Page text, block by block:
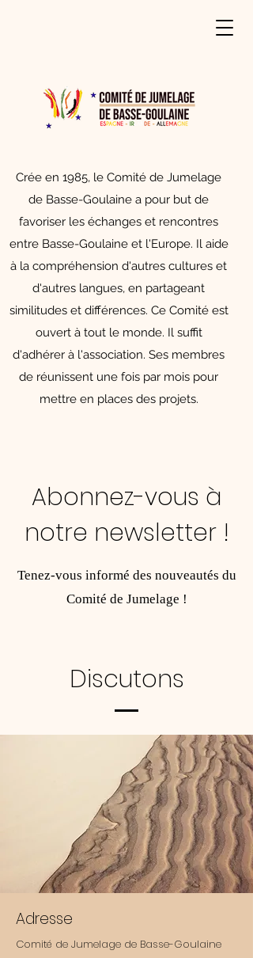
Crée en 1985, le Comité de Jumelage
de Basse-Goulaine a pour but de
favoriser les échanges et rencontres
entre Basse-Goulaine et l'Europe. Il aide
à la compréhension d'autres cultures et
d'autres langues, en partageant
similitudes et différences. ​Ce Comité est
ouvert à tout le monde. Il suffit
d'adhérer à l'association. Ses membres
de réunissent une fois par mois pour
mettre en places des projets.​
Abonnez-vous à
notre newsletter !
Tenez-vous informé des nouveautés du
Comité de Jumelage !
Discutons
Adresse
Comité de Jumelage de Basse-Goulaine